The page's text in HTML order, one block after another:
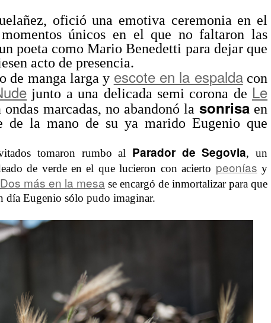
ofició una emotiva ceremonia en el
únicos en el que no faltaron las
poeta como Mario Benedetti para dejar que
acto de presencia.
de manga larga y escote en la espaldacon
junto a una delicada semi corona de Le
marcadas, no abandonó la sonrisa en
de la mano de su ya marido Eugenio que
tomaron rumbo al Parador de Segovia, un
de verde en el que lucieron con acierto peonías y
Dos más en la mesa se encargó de inmortalizar para que
día Eugenio sólo pudo imaginar.